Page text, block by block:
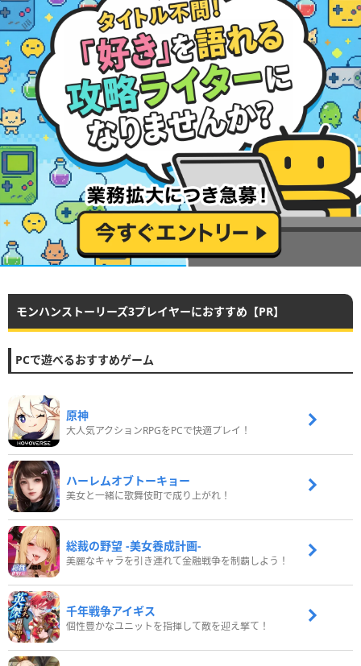
モンハンストーリーズ3プレイヤーにおすすめ【PR】
PCで遊べるおすすめゲーム
原神
大人気アクションRPGをPCで快適プレイ！
ハーレムオブトーキョー
美女と一緒に歌舞伎町で成り上がれ！
総裁の野望 -美女養成計画-
美麗なキャラを引き連れて金融戦争を制覇しよう！
千年戦争アイギス
個性豊かなユニットを指揮して敵を迎え撃て！